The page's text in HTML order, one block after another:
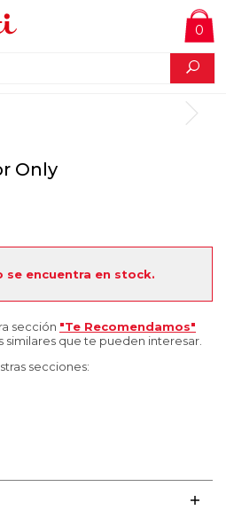
0
Only
se encuentra en stock.
sección "Te Recomendamos"
que te pueden interesar.
secciones: